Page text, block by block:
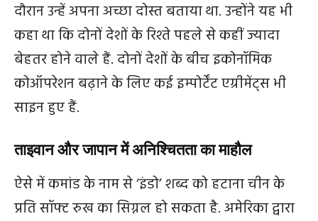
दौरान उन्हें अपना अच्छा दोस्त बताया था. उन्होंने यह भी
कहा था कि दोनों देशों के रिश्ते पहले से कहीं ज्यादा
बेहतर होने वाले हैं. दोनों देशों के बीच इकोनॉमिक
कोऑपरेशन बढ़ाने के लिए कई इम्पोर्टेंट एग्रीमेंट्स भी
साइन हुए हैं.
ताइवान और जापान में अनिश्चितता का माहौल
ऐसे में कमांड के नाम से ‘इंडो’ शब्द को हटाना चीन के
प्रति सॉफ्ट रुख का सिग्नल हो सकता है. अमेरिका द्वारा